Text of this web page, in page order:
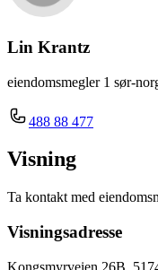
Lin Krantz
eiendomsmegler 1 sør-
488 88 477
Visning
Ta kontakt med
Visningsadresse
Kongsmyrveien 26B,